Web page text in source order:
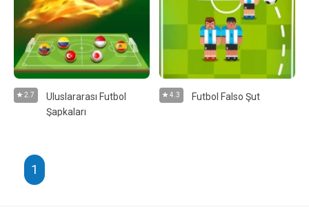
2.7
Uluslararası Futbol
Şapkaları
4.3 Futbol Falso Şut
1